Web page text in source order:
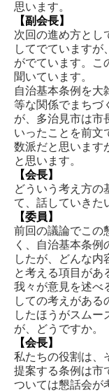
思います。
【副会長】
次回の進め方とし
してでていますが
がでています。こ
聞いています。
自治基本条例を大
等な関係でまちづ
が、多治見市は市
いったことを前文
数派だと思います
と思います。
【会長】
どういう考え方の
て、話していきた
【委員】
前回の議論でこの
く、自治基本条
したが、どんな内
と考える項目があ
我々が意見を述べ
しての考えがある
したほうがスムー
が、どうですか。
【会長】
私たちの役割は、
提案する条例は市
ついては懇話会が